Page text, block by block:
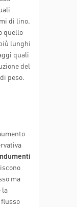
di lino.
quello
lunghi
quali
del
peso.
ma
la